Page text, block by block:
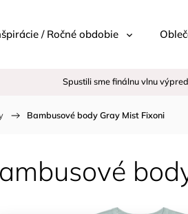
/ Ročné obdobie
Spustili sme finálnu vlnu
/ Bambusové body Gray Mist Fixoni